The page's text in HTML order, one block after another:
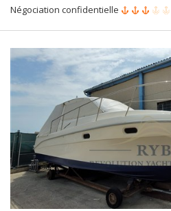
Négociation confidentielle